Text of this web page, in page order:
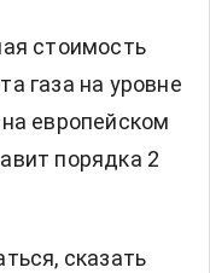
стоимость
газа на уровне
европейском
порядка 2
сказать